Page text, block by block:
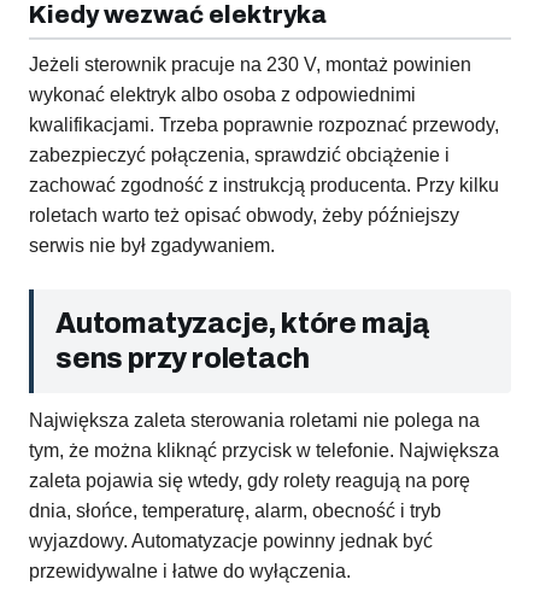
Kiedy wezwać elektryka
Jeżeli sterownik pracuje na 230 V, montaż powinien
wykonać elektryk albo osoba z odpowiednimi
kwalifikacjami. Trzeba poprawnie rozpoznać przewody,
zabezpieczyć połączenia, sprawdzić obciążenie i
zachować zgodność z instrukcją producenta. Przy kilku
roletach warto też opisać obwody, żeby późniejszy
serwis nie był zgadywaniem.
Automatyzacje, które mają
sens przy roletach
Największa zaleta sterowania roletami nie polega na
tym, że można kliknąć przycisk w telefonie. Największa
zaleta pojawia się wtedy, gdy rolety reagują na porę
dnia, słońce, temperaturę, alarm, obecność i tryb
wyjazdowy. Automatyzacje powinny jednak być
przewidywalne i łatwe do wyłączenia.